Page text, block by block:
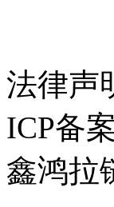
法律
ICP备
鑫鸿拉